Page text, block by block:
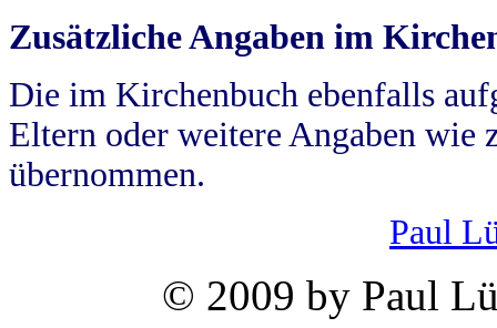
Zusätzliche Angaben im
Die im Kirchenbuch ebenfalls
Eltern oder weitere Angaben wie
übernommen.
Paul
© 2009 by Paul